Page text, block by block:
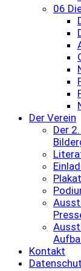
06
Der Verein
Der
Kontakt